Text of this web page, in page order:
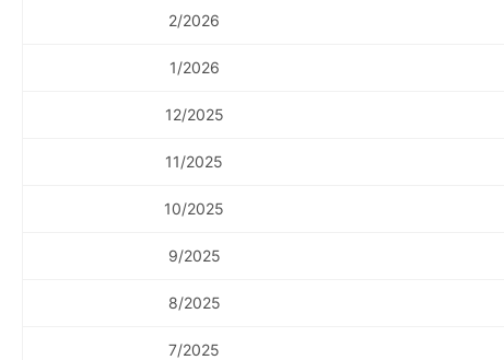
2/2026
1/2026
12/2025
11/2025
10/2025
9/2025
8/2025
7/2025